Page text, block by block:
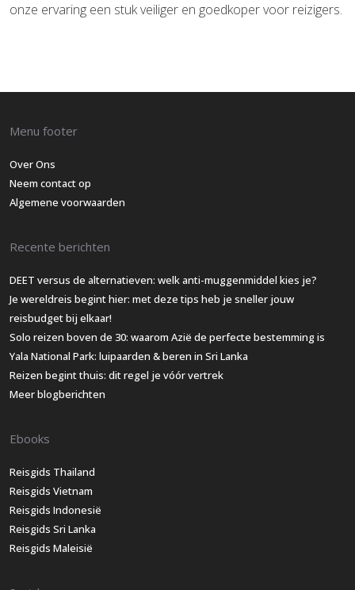
onze ervaring een stuk veiliger en goedkoper voor reizigers.
Menu footer
Over Ons
Neem contact op
Algemene voorwaarden
Recente berichten
DEET versus de alternatieven: welk anti-muggenmiddel kies je?
Je wereldreis begint hier: met deze tips heb je sneller jouw
reisbudget bij elkaar!
Solo reizen boven de 30: waarom Azië de perfecte bestemming is
Yala National Park: luipaarden & beren in Sri Lanka
Reizen begint thuis: dit regel je vóór vertrek
Meer blogberichten
Ebooks
Reisgids Thailand
Reisgids Vietnam
Reisgids Indonesië
Reisgids Sri Lanka
Reisgids Maleisië